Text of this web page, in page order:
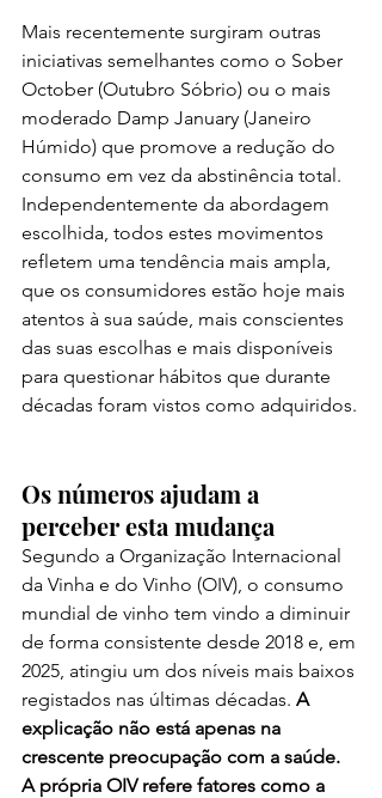
Mais recentemente surgiram outras
iniciativas semelhantes como o Sober
October (Outubro Sóbrio) ou o mais
moderado Damp January (Janeiro
Húmido) que promove a redução do
consumo em vez da abstinência total.
Independentemente da abordagem
escolhida, todos estes movimentos
refletem uma tendência mais ampla,
que os consumidores estão hoje mais
atentos à sua saúde, mais conscientes
das suas escolhas e mais disponíveis
para questionar hábitos que durante
décadas foram vistos como adquiridos.
Os números ajudam a
perceber esta mudança
Segundo a Organização Internacional
da Vinha e do Vinho (OIV), o consumo
mundial de vinho tem vindo a diminuir
de forma consistente desde 2018 e, em
2025, atingiu um dos níveis mais baixos
registados nas últimas décadas. A
explicação não está apenas na
crescente preocupação com a saúde.
A própria OIV refere fatores como a